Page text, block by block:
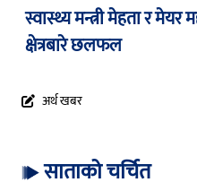
स्वास्थ्य मन्त्री मेहता र
क्षेत्रबारे छलफल
अर्थ खबर
साताको चर्चित